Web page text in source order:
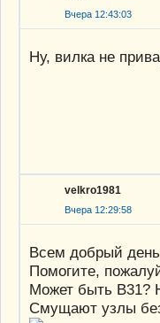
Вчера 12:43:03
Ну, вилка не
velkro1981
Вчера 12:29:58
Всем добрый
Помогите,
Может быть В31?
Смущают узлы